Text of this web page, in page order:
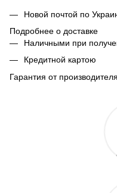
Новой почтой по
Подробнее о доставке
Наличными при
Кредитной картою
Гарантия от